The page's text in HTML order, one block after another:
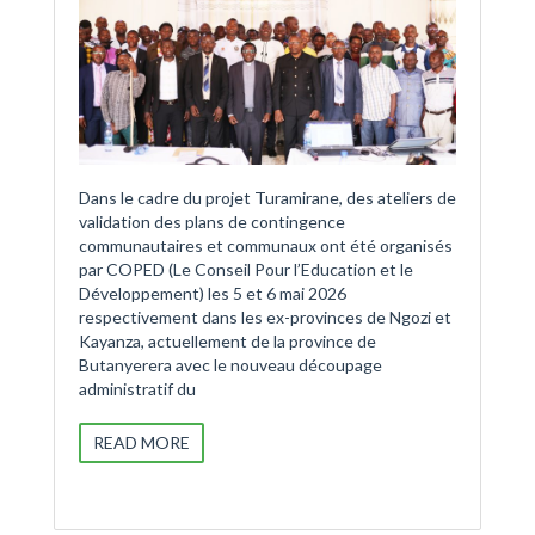
Dans le cadre du projet Turamirane, des ateliers de
validation des plans de contingence
communautaires et communaux ont été organisés
par COPED (Le Conseil Pour l’Education et le
Développement) les 5 et 6 mai 2026
respectivement dans les ex-provinces de Ngozi et
Kayanza, actuellement de la province de
Butanyerera avec le nouveau découpage
administratif du
READ MORE